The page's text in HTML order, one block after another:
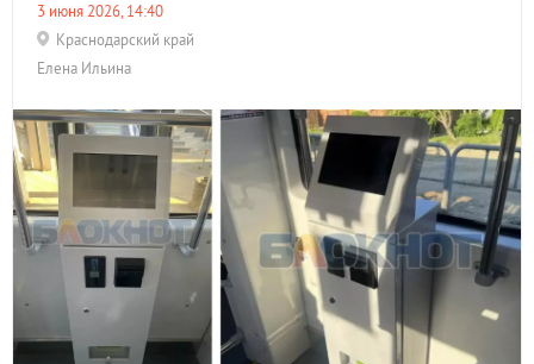
3 июня 2026, 14:40
Краснодарский край
Елена Ильина